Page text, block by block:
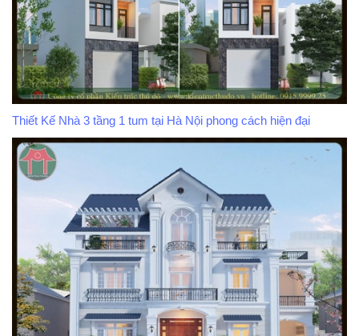
Thiết Kế Nhà 3 tầng 1 tum tại Hà Nội phong cách hiện đại